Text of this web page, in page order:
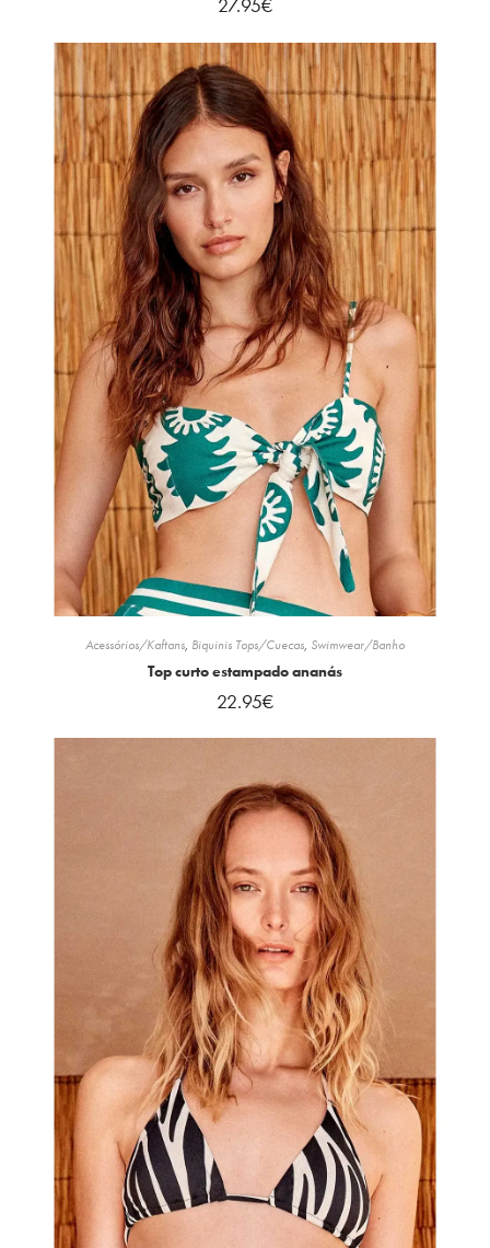
Acessórios/Kaftans, Biquinis Tops/Cuecas, Swimwear/Banho
Top curto estampado ananás
22.95€